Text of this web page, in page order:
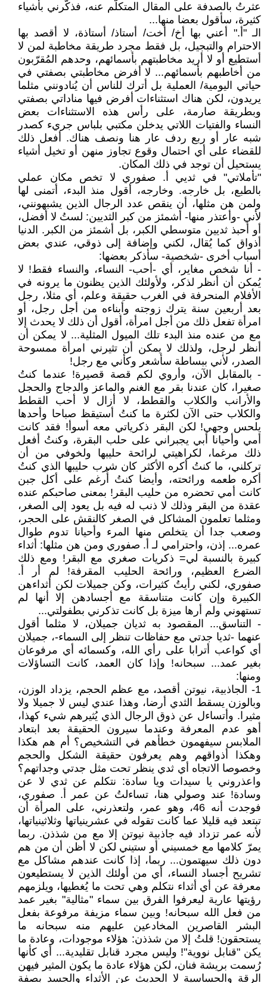
عثرتُ بالصدفة على المقال المتكلّم عنه، فذكّرني بأشياء
كثيرة، سأقول بعضا منها...
الـ "أ." أعني بها أخ/ أخت/ أستاذ/ أستاذة، لا أقصد بها
الاحترام والتبجيل، بل فقط مجرد طريقة مخاطبة لمن لا
أستطيع أو لا أريد مخاطبتهم بأسمائهم، وحدهم المُقرّبون
من أخاطبهم بأسمائهم... لا أفرض مخاطبتي بصفتي في
حياتي اليومية/ العملية بل أترك للناس أن يُنادونني مثلما
يريدون، لكن هناك استثناءات أفرض فيها مناداتي بصفتي
وبطريقة صارمة، على رأس هذه الاستثناءات بعض
النساء والفتيات اللاتي يدخلن مكتبي بلباس جريء كصدر
شبه عار أو ربع ردف عار هنا ونصف هناك. أفعل ذلك
للقضاء على أي احتمال وقوع تجاوز منهن أو تخيل أشياء
يستحيل أن توجد في ذلك المكان.
"تأملاتي" في ثديي أ. صفوري لا تخص مكان عملي
بالطبع، بل خارجه. وخارجه، أقول منذ البدء، أتمنى لها
ولمن هن مثلها، أن ينقص عدد الرجال الذين يشبهونني،
لأني -وأعتذر منها- أشمئز من كبر الثديين: لستُ لا أفضل،
أو أحبذ ثديين متوسطي الكبر، بل أشمئز من الكبر. الدنيا
أذواق كما يُقال، لكني وإضافة إلى ذوقي، عندي بعض
أسباب أخرى -شخصية- سأذكر بعضها:
- أنا شخص مغاير، أي -أحب- النساء، والنساء فقط! لا
يُمكن أن أنظر لذكر، ولأولئك الذين يظنون ما يرونه في
الأفلام المنحرفة في الغرب حقيقة وعلم، أي مثلا، رجل
بعد أربعين سنة يترك زوجته وأبناءه من أجل رجل، أو
امرأة تفعل ذلك من أجل امرأة، أقول أن ذلك لا يحدث إلا
مع من عنده منذ البدء تلك الميول المثلية... لا يمكن أن
أنظر لرجل، ولذلك لا يمكن أن تثيرني امرأة ممسوحة
الصدر، لأني ببساطة سأشعر وكأني مع رجل!
- بالمقابل الآن، وأروي لكم قصة قصيرة! عندما كنتُ
صغيرا، كان عندنا بقر مع الغنم والماعز والدجاج والحجل
والأرانب والكلاب والقطط، لا أزال لا أحب القطط
والكلاب حتى الآن لكثرة ما كنتُ أستيقظ صباحا وأحدها
يلحس وجهي! لكن البقر ذكرياتي معه أسوأ! فقد كانت
أمي وأحيانا أبي يجبراني على حلب البقرة، وكنتُ أفعل
ذلك مرغما، لكراهيتي لرائحة حليبها ولخوفي من أن
تركلني، ما كنتُ أكره الأكثر كان شرب حليبها الذي كنتُ
أكره طعمه ورائحته، وأيضا كنتُ أُرغم على أكل جبن
كانت أمي تحضره من حليب البقر! بمعنى صاحبكم عنده
عقدة من البقر وذلك لا ذنب له فيه بل يعود إلى الصغر،
ومثلما تعلمون المشاكل في الصغر كالنقش على الحجر،
وصعب جدا أن يتخلص منها المرء وأحيانا تدوم طوال
عمره... إذن، واحترامي لـ أ. صفوري ومن هن مثلها: أثداء
كبيرة بالنسبة لي= ذكريات صغري مع البقر! ومع ذلك
الضرع العظيم، ورائحة الحليب المقرفة! لم أر أ.
صفوري، لكني رأيتُ كثيرات، وكن جميلات لكن أثداءهن
الكبيرة وإن كانت متناسقة مع أجسادهن إلا أنها لم
تستهوني ولم أرها ميزة بل كانت تذكرني بطفولتي...
- التناسق... المقصود به ثديان جميلان، لا مثلما أقول
عنهما -ثديا جدتي مع حفاظات تنظر إلى السماء-، جميلان
أي كواعب أترابا على رأي الله، وكسمائه أي مرفوعان
بغير عمد... سبحانه! وإذا كان العمد، كانت التساؤلات
ومنها:
1- الجاذبية، نيوتن أقصد، مع عظم الحجم، يزداد الوزن،
وبالوزن يسقط الثدي أرضا، وهذا عندي ليس لا جميلا ولا
مثيرا. وأتساءل عن ذوق الرجال الذي يُثيرهم شيء كهذا،
أهو عدم المعرفة وعندما سيرون الحقيقة بعد ابتعاد
الملابس سيفهمون خطأهم في التشخيص؟ أم هم هكذا
وهكذا أذواقهم وهم يعرفون حقيقة الشكل والحجم
وخصوصا الاتجاه أي ثدي ينظر تحت مثل جدتي وجداتهم؟
واعذروني يا سيدات ويا سادة: نتكلم عن ثدي لا عن
وسادة! عند وصولي هنا، تساءلتُ عن عمر أ. صفوري،
فوجدت أنه 46، وهو عمر، ولتعذرني، على المرأة أن
تبتعد فيه قليلا عما كانت تقوله في عشرينياتها وثلاثينياتها،
لأنه عمر تزداد فيه جاذبية نيوتن إلا مع من شذذن. ربما
يمرّ كلامها مع خمسيني أو ستيني لكن لا أظن أن من هم
دون ذلك سيهتمون... ربما، إذا كانت عندهم مشاكل مع
تشريح أجساد النساء، أي من أولئك الذين لا يستطيعون
معرفة عن أي أثداء نتكلم وهي تحت ما يُغطيها، ويلزمهم
رؤيتها عارية ليعرفوا الفرق بين سماء "مثالية" بغير عمد
من فعل الله سبحانه! وبين سماء مزيفة مرفوعة بفعل
البشر القاصرين المخادعين عليهم منه سبحانه ما
يستحقون! قلتُ إلا من شذذن: هؤلاء موجودات، وعادة ما
يكن "قنابل نووية"! وليس مجرد قنابل تقليدية... أي كأنها
رُسمت بريشة فنان، لكن هؤلاء عادة ما يكون المثير فيهن
الرقة والحساسية لا الحديث عن الأثداء والجسد بصفة